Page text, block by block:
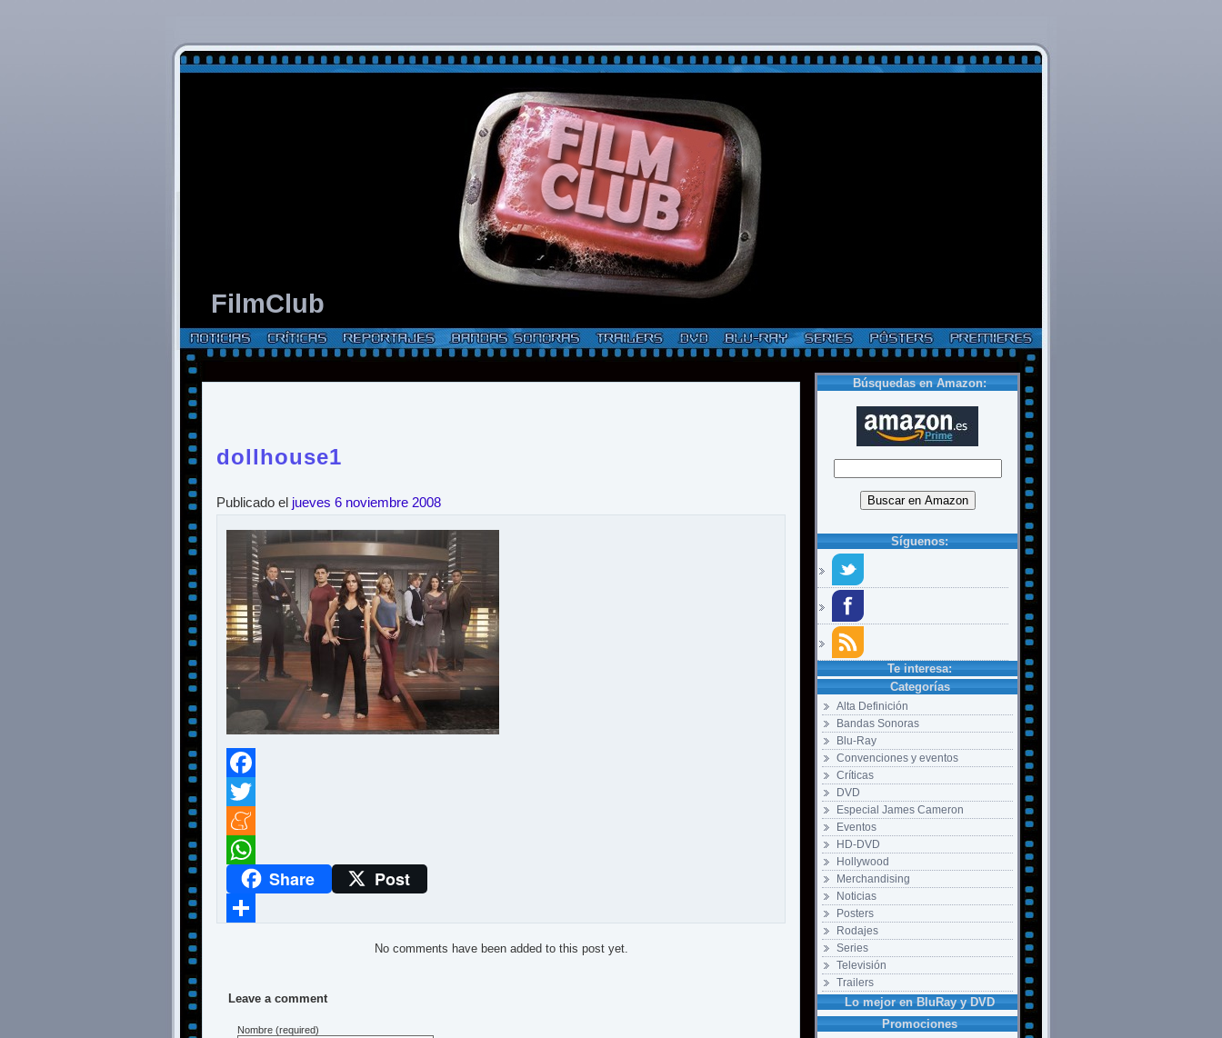
FilmClub
Búsquedas en Amazon:
Síguenos:
Te interesa:
Categorías
Alta Definición
Bandas Sonoras
Blu-Ray
Convenciones y eventos
Críticas
DVD
Especial James Cameron
Eventos
HD-DVD
Hollywood
Merchandising
Noticias
Posters
Rodajes
Series
Televisión
Trailers
Lo mejor en BluRay y DVD
Promociones
dollhouse1
Publicado el jueves 6 noviembre 2008
Facebook
Twitter
Meneame
WhatsAppShare Post
No comments have been added to this post yet.
Leave a comment
Nombre (required)